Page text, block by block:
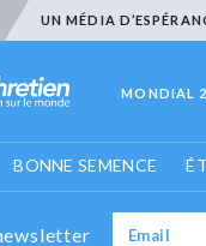
UN MÉDIA
MONDIAL
BONNE SEMENCE